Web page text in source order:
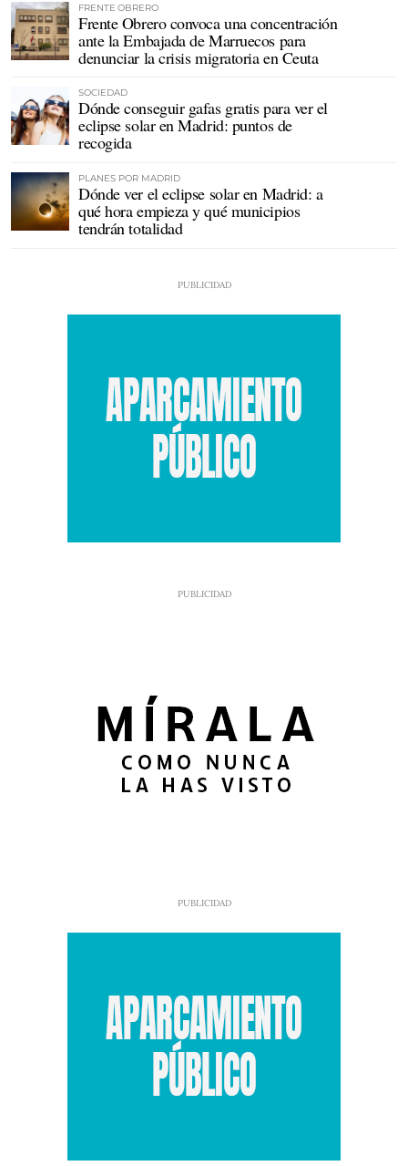
FRENTE OBRERO
Frente Obrero convoca una concentración
ante la Embajada de Marruecos para
denunciar la crisis migratoria en Ceuta
SOCIEDAD
Dónde conseguir gafas gratis para ver el
eclipse solar en Madrid: puntos de
recogida
PLANES POR MADRID
Dónde ver el eclipse solar en Madrid: a
qué hora empieza y qué municipios
tendrán totalidad